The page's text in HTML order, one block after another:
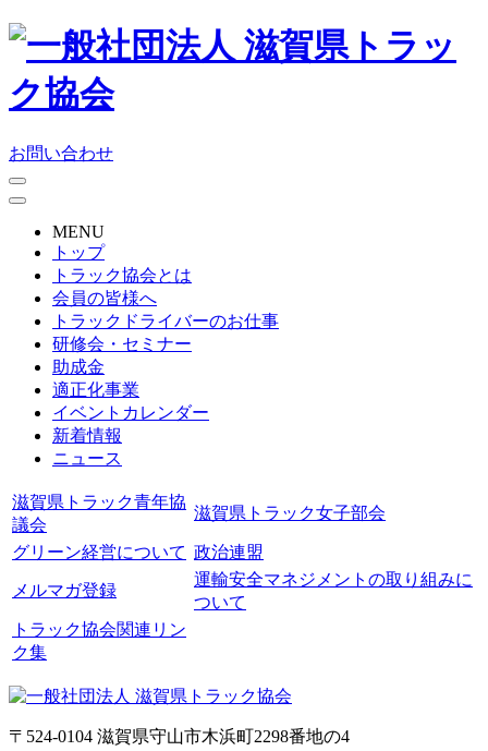
お問い合わせ
MENU
トップ
トラック協会とは
会員の皆様へ
トラックドライバーのお仕事
研修会・セミナー
助成金
適正化事業
イベントカレンダー
新着情報
ニュース
滋賀県トラック青年協
議会
滋賀県トラック女子部会
グリーン経営について 政治連盟
メルマガ登録
運輸安全マネジメントの取り組みに
ついて
トラック協会関連リン
ク集
〒524-0104 滋賀県守山市木浜町2298番地の4